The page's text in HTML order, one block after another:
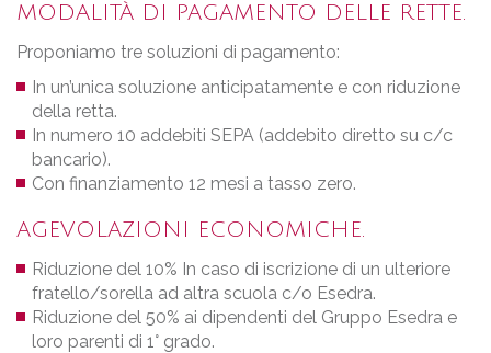
MODALITÀ DI PAGAMENTO DELLE RETTE.
Proponiamo tre soluzioni di pagamento:
In un’unica soluzione anticipatamente e con riduzione
della retta.
In numero 10 addebiti SEPA (addebito diretto su c/c
bancario).
Con finanziamento 12 mesi a tasso zero.
AGEVOLAZIONI ECONOMICHE.
Riduzione del 10% In caso di iscrizione di un ulteriore
fratello/sorella ad altra scuola c/o Esedra.
Riduzione del 50% ai dipendenti del Gruppo Esedra e
loro parenti di 1° grado.